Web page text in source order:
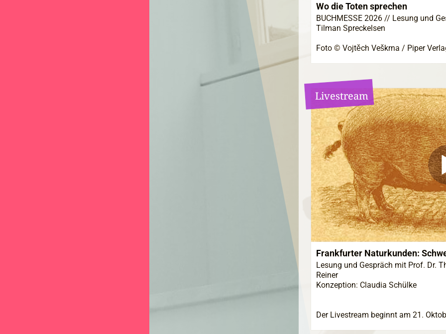
Wo die Toten sprechen
BUCHMESSE 2026 // Lesung und
Tilman Spreckelsen
Foto © Vojtěch Veškrna / Piper
Livestream
Frankfurter Naturkunden:
Lesung und Gespräch mit Prof. Dr.
Reiner
Konzeption: Claudia Schülke
Der Livestream beginnt am 21.